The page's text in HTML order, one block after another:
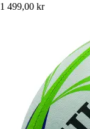
1 499,00 kr